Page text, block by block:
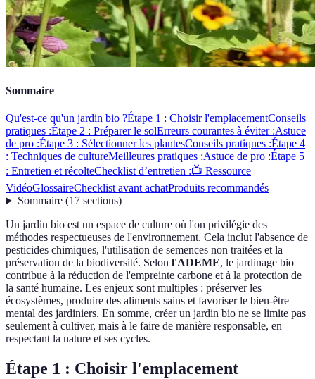
Sommaire
Qu'est-ce qu'un jardin bio ?Étape 1 : Choisir l'emplacementConseils
pratiques :Étape 2 : Préparer le solErreurs courantes à éviter :Astuce
de pro :Étape 3 : Sélectionner les plantesConseils pratiques :Étape 4
: Techniques de cultureMeilleures pratiques :Astuce de pro :Étape 5
: Entretien et récolteChecklist d’entretien :📺 Ressource
VidéoGlossaireChecklist avant achatProduits recommandés
Sommaire(17 sections)
Un jardin bio est un espace de culture où l'on privilégie des
méthodes respectueuses de l'environnement. Cela inclut l'absence de
pesticides chimiques, l'utilisation de semences non traitées et la
préservation de la biodiversité. Selon l'ADEME, le jardinage bio
contribue à la réduction de l'empreinte carbone et à la protection de
la santé humaine. Les enjeux sont multiples : préserver les
écosystèmes, produire des aliments sains et favoriser le bien-être
mental des jardiniers. En somme, créer un jardin bio ne se limite pas
seulement à cultiver, mais à le faire de manière responsable, en
respectant la nature et ses cycles.
Étape 1 : Choisir l'emplacement